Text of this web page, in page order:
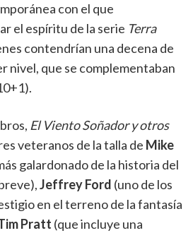
con el que
el espíritu de la serie Terra
contendrían una decena de
nivel, que se complementaban
El Viento Soñador y otros
veteranos de la talla de Mike
galardonado de la historia del
Jeffrey Ford (uno de los
en el terreno de la fantasía
Pratt (que incluye una